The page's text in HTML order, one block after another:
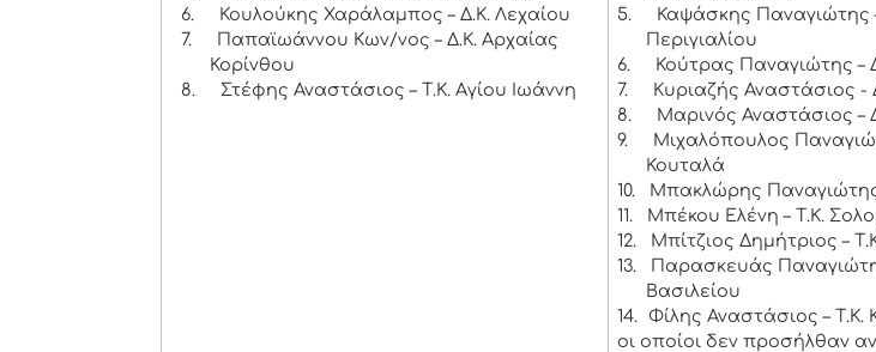
6.
Κουλούκης Χαράλαμπος – Δ.Κ. Λεχαίου
7.
Παπαϊωάννου Κων/νος – Δ.Κ. Αρχαίας
Κορίνθου
8.
Στέφης Αναστάσιος – Τ.Κ. Αγίου Ιωάννη
5.
Καψάσκης Παναγιώτης
Περιγιαλίου
6.
Κούτρας Παναγιώτης –
7.
Κυριαζής Αναστάσιος -
8.
Μαρινός Αναστάσιος –
9.
Μιχαλόπουλος
Κουταλά
10.
Μπακλώρης Παναγιώτης
11.
Μπέκου Ελένη – Τ.Κ.
12.
Μπίτζιος Δημήτριος –
13.
Παρασκευάς
Βασιλείου
14.
Φίλης Αναστάσιος – Τ.Κ.
οι οποίοι δεν προσήλθαν